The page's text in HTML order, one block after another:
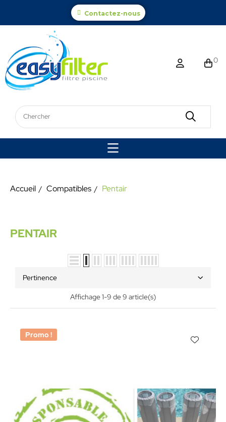
Contactez-nous
0
Accueil Compatibles Pentair
PENTAIR
Pertinence
Affichage 1-9 de 9 article(s)
Promo !